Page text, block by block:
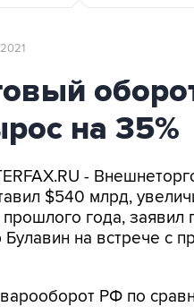
на 35%
-
$540 млрд,
года,
на встрече с
РФ по